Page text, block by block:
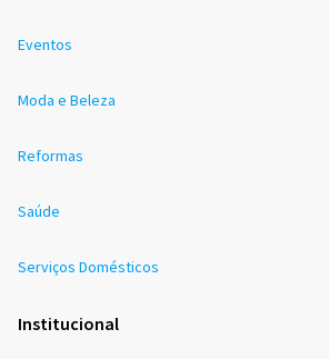
Eventos
Moda e Beleza
Reformas
Saúde
Serviços Domésticos
Institucional